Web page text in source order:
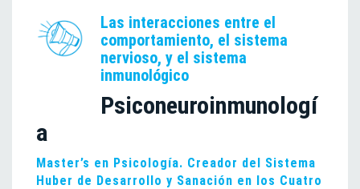
Las interacciones entre el
comportamiento, el sistema
nervioso, y el sistema
inmunológico
Psiconeuroinmunologí
a
Master’s en Psicología. Creador del Sistema
Huber de Desarrollo y Sanación en los Cuatro